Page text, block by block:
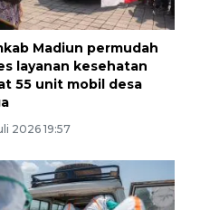
Madiun permudah
layanan kesehatan
55 unit mobil desa
2026 19:57
baru
2026